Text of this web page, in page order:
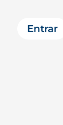
Entrar